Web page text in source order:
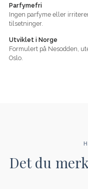
Parfymefri
Ingen parfyme eller
tilsetninger.
Utviklet i Norge
Formulert på Nesodden,
Oslo.
Det du